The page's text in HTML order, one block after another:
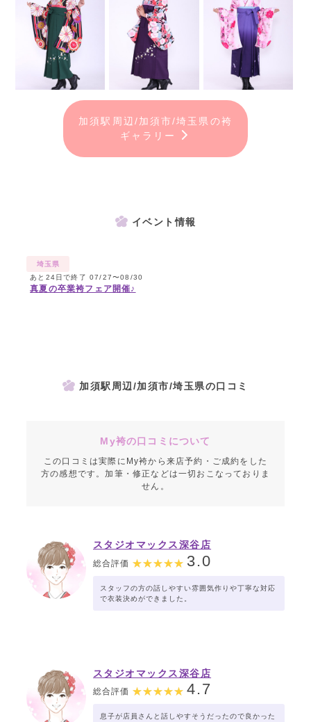
加須駅周辺/加須市/埼玉県の袴
ギャラリー
イベント情報
埼玉県
あと24日で終了 07/27〜08/30
真夏の卒業袴フェア開催♪
加須駅周辺/加須市/埼玉県の口コミ
My袴の口コミについて
この口コミは実際にMy袴から来店予約・ご成約をした
方の感想です。加筆・修正などは一切おこなっておりま
せん。
スタジオマックス深谷店
総合評価 3.0
スタッフの方の話しやすい雰囲気作りや丁寧な対応
で衣装決めができました。
スタジオマックス深谷店
総合評価 4.7
息子が店員さんと話しやすそうだったので良かった